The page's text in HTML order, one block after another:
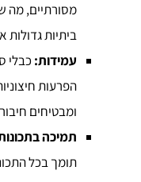
מסורתיים, מה
ביתיות גדולות
עמידות: כבלי
הפרעות
ומבטיחים
תמיכה